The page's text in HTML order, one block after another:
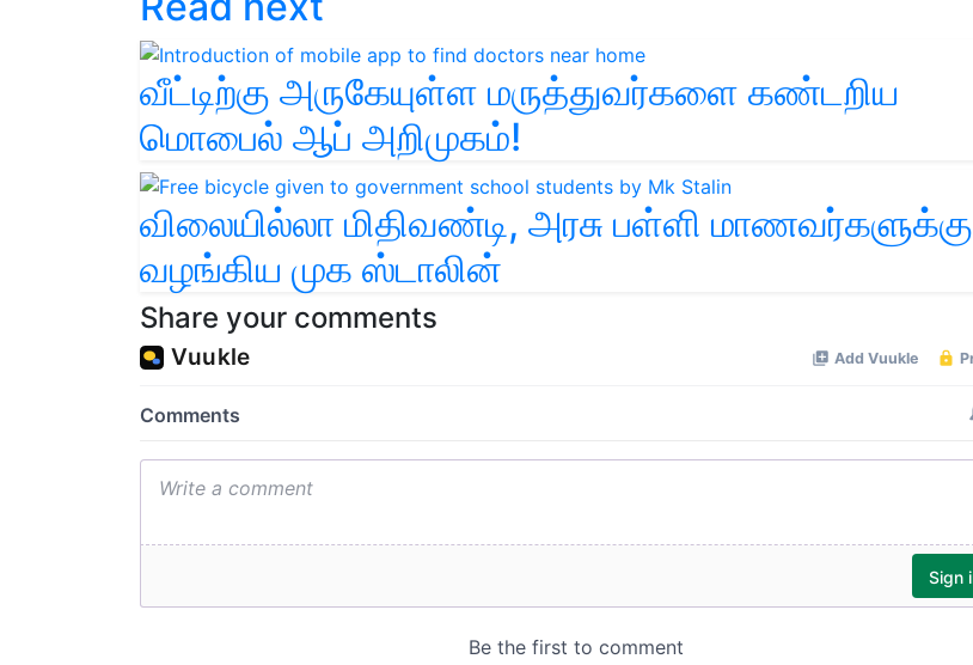
வீட்டிற்கு அருகேயுள்ள மருத்துவர்களை கண்டறிய
மொபைல் ஆப் அறிமுகம்!
விலையில்லா மிதிவண்டி, அரசு பள்ளி மாணவர்களுக்கு
வழங்கிய முக ஸ்டாலின்
Share your comments